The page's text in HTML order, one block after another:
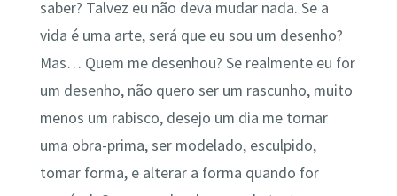
saber? Talvez eu não deva mudar nada. Se a
vida é uma arte, será que eu sou um desenho?
Mas… Quem me desenhou? Se realmente eu for
um desenho, não quero ser um rascunho, muito
menos um rabisco, desejo um dia me tornar
uma obra-prima, ser modelado, esculpido,
tomar forma, e alterar a forma quando for